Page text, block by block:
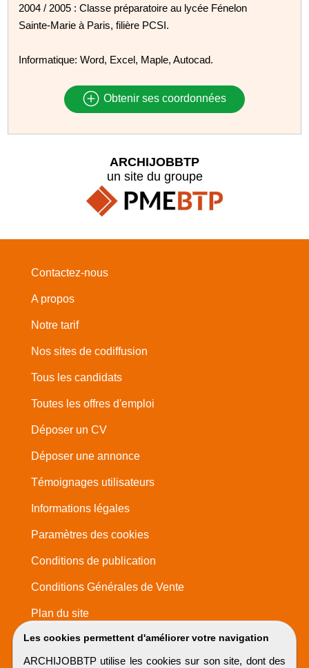
2004 / 2005 : Classe préparatoire au lycée Fénelon
Sainte-Marie à Paris, filière PCSI.
Informatique: Word, Excel, Maple, Autocad.
Obtenir ses coordonnées
Les cookies permettent d'améliorer votre navigation
ARCHIJOBBTP utilise les cookies sur son site, dont des
ARCHIJOBBTP
un site du groupe
Contactez-nous
A propos
Notre tarif
Nos sites de codiffusion
Tous les candidats
Toutes les offres d'emploi
Déposer un CV
Déposer une annonce
Témoignages utilisateurs
Informations légales
Paramètres des cookies
Conditions de publication
Conditions Générales de Vente
Plan du site